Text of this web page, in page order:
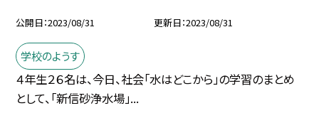
公開日 2023/08/31 更新日 2023/08/31
学校のようす
４年生２６名は、今日、社会「水はどこから」の学習のまとめ
として、「新信砂浄水場」...